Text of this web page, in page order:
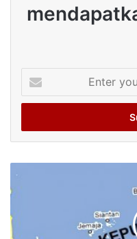
your
Email